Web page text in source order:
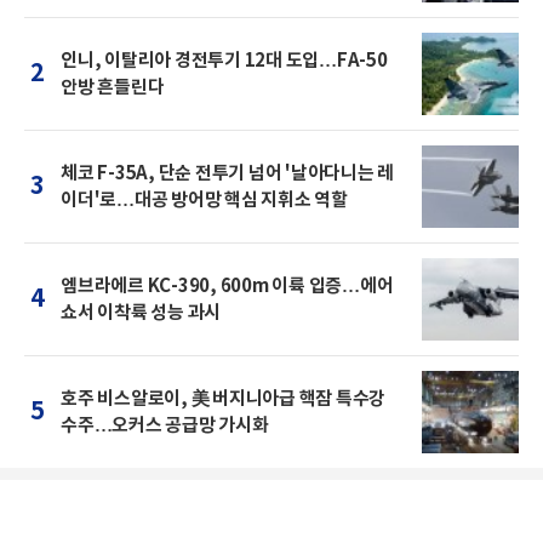
2
인니, 이탈리아 경전투기 12대 도입…FA-50
안방 흔들린다
3
체코 F-35A, 단순 전투기 넘어 '날아다니는 레
이더'로…대공 방어망 핵심 지휘소 역할
4
엠브라에르 KC-390, 600m 이륙 입증…에어
쇼서 이착륙 성능 과시
5
호주 비스알로이, 美 버지니아급 핵잠 특수강
수주…오커스 공급망 가시화